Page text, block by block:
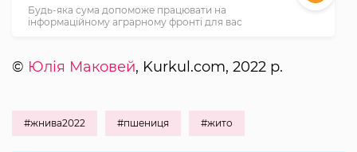
Будь-яка сума допоможе працювати на
інформаційному аграрному фронті для вас
© Юлія Маковей, Kurkul.com, 2022 р.
#жнива2022 #пшениця #жито